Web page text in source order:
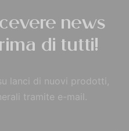
news
di tutti!
lanci di nuovi prodotti,
tramite e-mail.